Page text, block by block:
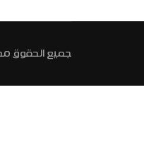
جميع الحقوق